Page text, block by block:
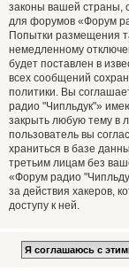
законы вашей страны,
для форумов «Форум
Попытки размещения
немедленному
будет поставлен в
всех сообщений
политики. Вы
радио "Чипльдук"»
закрыть любую тему в
пользователь вы
храниться в базе
третьим лицам без
«Форум радио
за действия хакеров,
доступу к ней.